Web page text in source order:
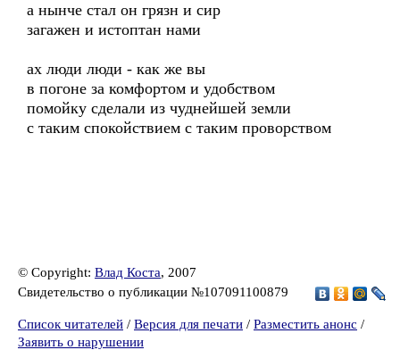
а нынче стал он грязн и сир
загажен и истоптан нами
ах люди люди - как же вы
в погоне за комфортом и удобством
помойку сделали из чуднейшей земли
с таким спокойствием с таким проворством
© Copyright: Влад Коста, 2007
Свидетельство о публикации №107091100879
Список читателей / Версия для печати / Разместить анонс /
Заявить о нарушении